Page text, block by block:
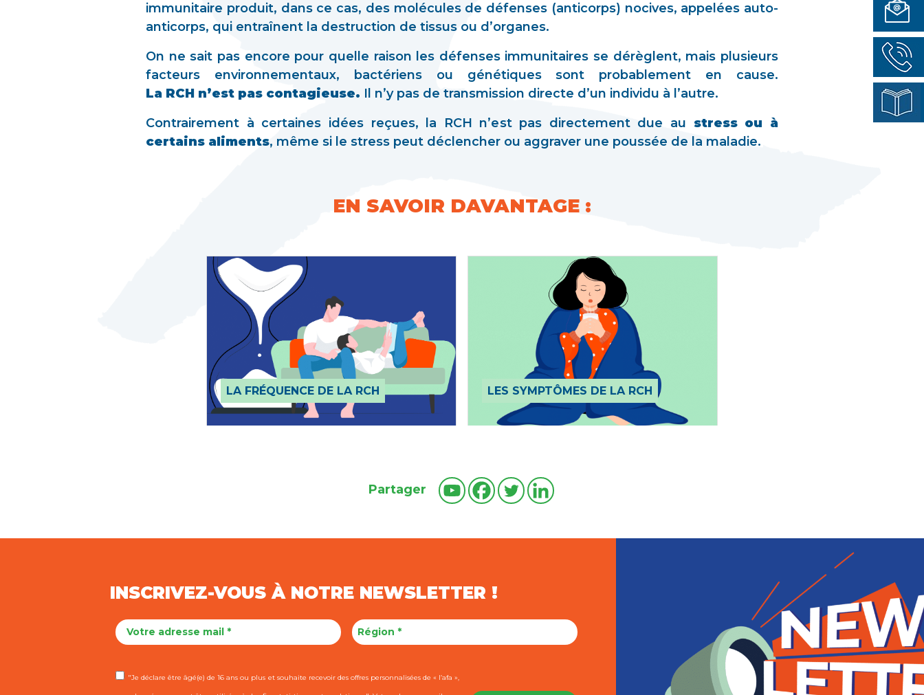
immunitaire produit, dans ce cas, des molécules de défenses (anticorps) nocives, appelées auto-
anticorps, qui entraînent la destruction de tissus ou d’organes.
On ne sait pas encore pour quelle raison les défenses immunitaires se dérèglent, mais plusieurs
facteurs environnementaux, bactériens ou génétiques sont probablement en cause.
La RCH n’est pas contagieuse. Il n’y pas de transmission directe d’un individu à l’autre.
Contrairement à certaines idées reçues, la RCH n’est pas directement due au stress ou à
certains aliments, même si le stress peut déclencher ou aggraver une poussée de la maladie.
EN SAVOIR DAVANTAGE :
LA FRÉQUENCE DE LA RCH LES SYMPTÔMES DE LA RCH
Partager
INSCRIVEZ-VOUS À NOTRE NEWSLETTER !
"Je déclare être âgé(e) de 16 ans ou plus et souhaite recevoir des offres personnalisées de « l’afa »,